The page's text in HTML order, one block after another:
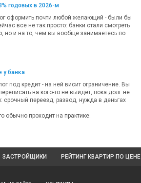
годовых в 2026-м
оформить почти любой желающий - были бы
все не так просто: банки стали смотреть
но и на то, чем вы вообще занимаетесь по
у банка
под кредит - на ней висит ограничение. Вы
на кого-то не выйдет, пока долг не
срочный переезд, развод, нужда в деньгах
обычно проходит на практике.
ЗАСТРОЙЩИКИ РЕЙТИНГ КВАРТИР ПО ЦЕНЕ